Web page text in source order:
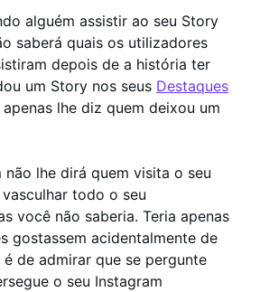
alguém assistir ao seu Story
saberá quais os utilizadores
depois de a história ter
um Story nos seus Destaques
apenas lhe diz quem deixou um
não lhe dirá quem visita o seu
todo o seu
você não saberia. Teria apenas
gostassem acidentalmente de
de admirar que se pergunte
o seu Instagram